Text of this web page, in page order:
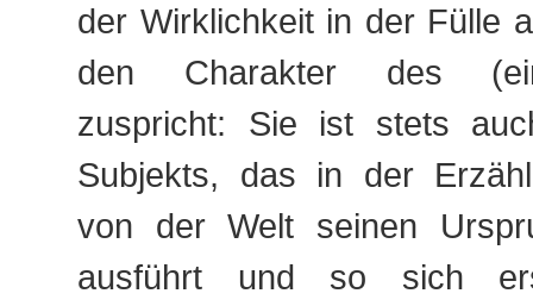
der Wirklichkeit in der Fülle
den Charakter des
zuspricht: Sie ist stets
Subjekts, das in der
von der Welt seinen
ausführt und so sich